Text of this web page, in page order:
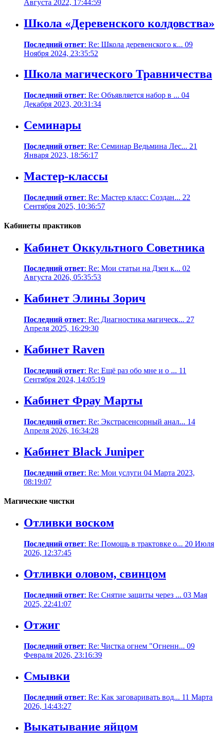
Августа 2022, 17:44:59
Школа «Деревенского колдовства»
Последний ответ: Re: Школа деревенского к... 09
Ноября 2024, 23:35:52
Школа магического Травничества
Последний ответ: Re: Объявляется набор в ... 04
Декабря 2023, 20:31:34
Семинары
Последний ответ: Re: Семинар Ведьмина Лес... 21
Января 2023, 18:56:17
Мастер-классы
Последний ответ: Re: Мастер класс: Создан... 22
Сентября 2025, 10:36:57
Кабинеты практиков
Кабинет Оккультного Советника
Последний ответ: Re: Мои статьи на Дзен к... 02
Августа 2026, 05:35:53
Кабинет Элины Зорич
Последний ответ: Re: Диагностика магическ... 27
Апреля 2025, 16:29:30
Кабинет Raven
Последний ответ: Re: Ещё раз обо мне и о ... 11
Сентября 2024, 14:05:19
Кабинет Фрау Марты
Последний ответ: Re: Экстрасенсорный анал... 14
Апреля 2026, 16:34:28
Кабинет Black Juniper
Последний ответ: Re: Мои услуги 04 Марта 2023,
08:19:07
Магические чистки
Отливки воском
Последний ответ: Re: Помощь в трактовке о... 20 Июля
2026, 12:37:45
Отливки оловом, свинцом
Последний ответ: Re: Снятие защиты через ... 03 Мая
2025, 22:41:07
Отжиг
Последний ответ: Re: Чистка огнем "Огненн... 09
Февраля 2026, 23:16:39
Смывки
Последний ответ: Re: Как заговаривать вод... 11 Марта
2026, 14:43:27
Выкатывание яйцом